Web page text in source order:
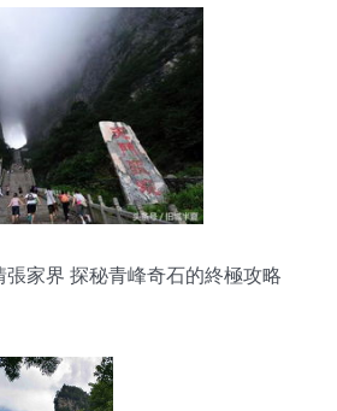
張家界 探秘青峰奇石的終極攻略